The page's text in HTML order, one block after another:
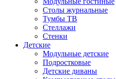
Столы журнальные
Тумбы ТВ
Стеллажи
Стенки
Детские
Модульные детские
Подростковые
Детские диваны